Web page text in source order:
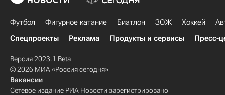
Футбол Фигурное катание Биатлон ЗОЖ Хоккей
Спецпроекты
Реклама Продукты и сервисы Пресс-
Версия 2023.1 Beta
© 2026 МИА «Россия сегодня»
Вакансии
Сетевое издание РИА Новости зарегистрировано